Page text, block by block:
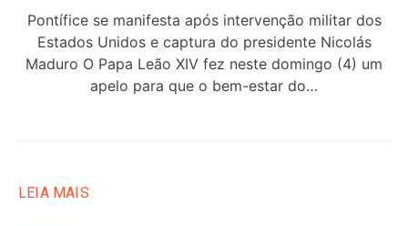
Pontífice se manifesta após intervenção militar dos
Estados Unidos e captura do presidente Nicolás
Maduro O Papa Leão XIV fez neste domingo (4) um
apelo para que o bem-estar do…
LEIA MAIS